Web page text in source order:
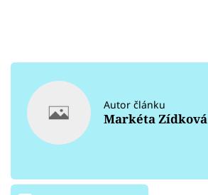
Autor článku
Markéta Zídková